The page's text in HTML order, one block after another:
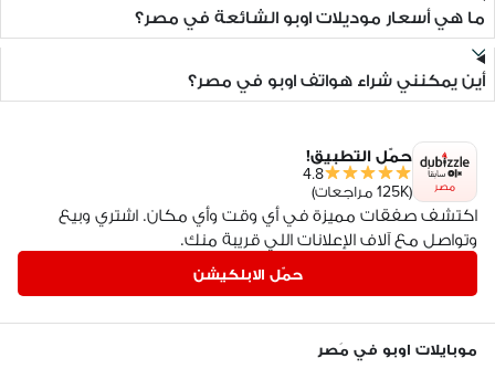
ما هي أسعار موديلات اوبو الشائعة في مصر؟
أين يمكنني شراء هواتف اوبو في مصر؟
مصر
حمّل التطبيق!
4.8
(125K مراجعات)
اكتشف صفقات مميزة في أي وقت وأي مكان. اشتري وبيع
وتواصل مع آلاف الإعلانات اللي قريبة منك.
حمّل الابلكيشن
موبايلات اوبو في مَصر